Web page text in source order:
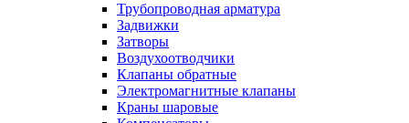
Трубопроводная арматура
Задвижки
Затворы
Воздухоотводчики
Клапаны обратные
Электромагнитные клапаны
Краны шаровые